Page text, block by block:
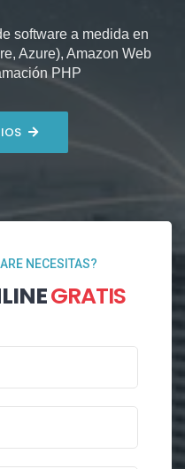
software a medida en
Azure), Amazon Web
PHP
NECESITAS?
GRATIS